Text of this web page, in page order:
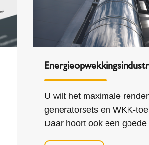
U wilt het maximale
generatorsets en WKK-
Daar hoort ook een goede